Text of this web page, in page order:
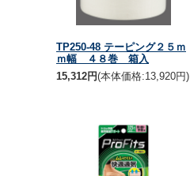
TP250-48 テーピング２５ｍ
ｍ幅 ４８巻 箱入
15,312円(本体価格:13,920円)